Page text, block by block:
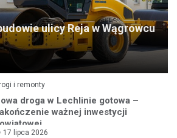
ulicy Reja w Wągrowcu
i remonty
droga w Lechlinie gotowa –
ważnej inwestycji
17 lipca 2026